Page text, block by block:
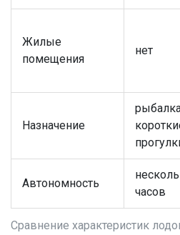
Сравнение характеристик
Жилые
помещения
нет
Назначение
Автономность
часов